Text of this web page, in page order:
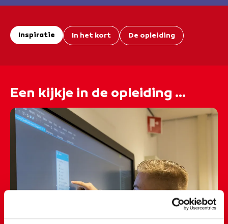
Inspiratie In het kort De opleiding
Een kijkje in de opleiding ...